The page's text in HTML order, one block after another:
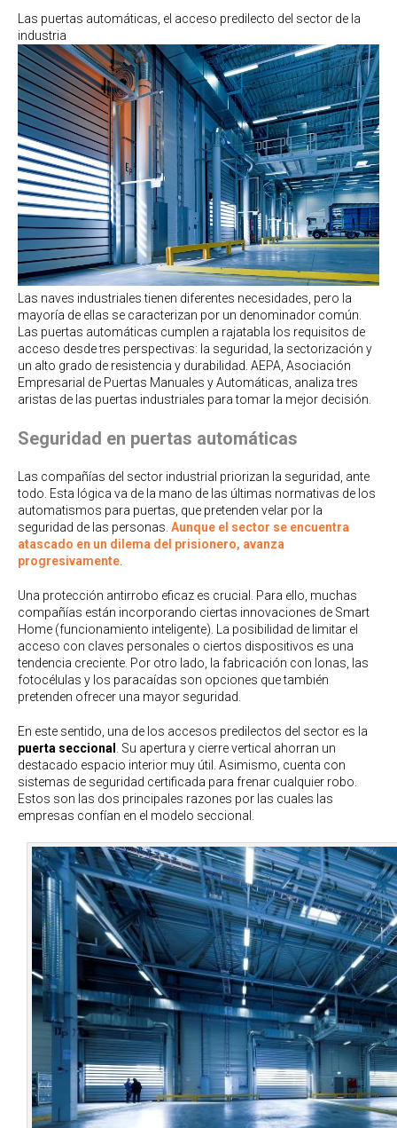
Las puertas automáticas, el acceso predilecto del sector de la
industria
Las naves industriales tienen diferentes necesidades, pero la
mayoría de ellas se caracterizan por un denominador común.
Las puertas automáticas cumplen a rajatabla los requisitos de
acceso desde tres perspectivas: la seguridad, la sectorización y
un alto grado de resistencia y durabilidad. AEPA, Asociación
Empresarial de Puertas Manuales y Automáticas, analiza tres
aristas de las puertas industriales para tomar la mejor decisión.
Seguridad en puertas automáticas
Las compañías del sector industrial priorizan la seguridad, ante
todo. Esta lógica va de la mano de las últimas normativas de los
automatismos para puertas, que pretenden velar por la
seguridad de las personas. Aunque el sector se encuentra
atascado en un dilema del prisionero, avanza
progresivamente
Una protección antirrobo eficaz es crucial. Para ello, muchas
compañías están incorporando ciertas innovaciones de Smart
Home (funcionamiento inteligente). La posibilidad de limitar el
acceso con claves personales o ciertos dispositivos es una
tendencia creciente. Por otro lado, la fabricación con lonas, las
fotocélulas y los paracaídas son opciones que también
pretenden ofrecer una mayor seguridad.
En este sentido, una de los accesos predilectos del sector es la
puerta seccional
. Su apertura y cierre vertical ahorran un
destacado espacio interior muy útil. Asimismo, cuenta con
sistemas de seguridad certificada para frenar cualquier robo.
Estos son las dos principales razones por las cuales las
empresas confían en el modelo seccional.